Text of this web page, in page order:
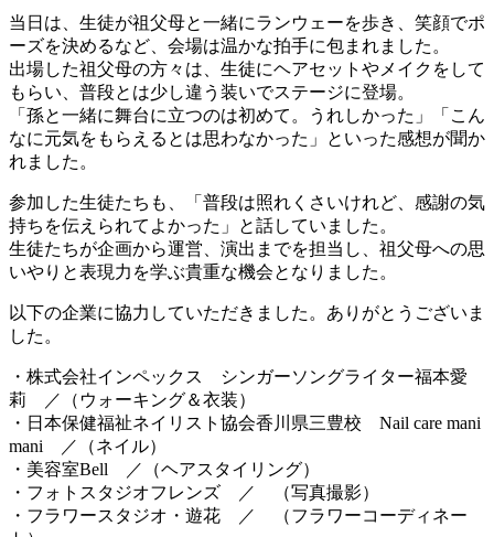
当日は、生徒が祖父母と一緒にランウェーを歩き、笑顔でポ
ーズを決めるなど、会場は温かな拍手に包まれました。
出場した祖父母の方々は、生徒にヘアセットやメイクをして
もらい、普段とは少し違う装いでステージに登場。
「孫と一緒に舞台に立つのは初めて。うれしかった」「こん
なに元気をもらえるとは思わなかった」といった感想が聞か
れました。
参加した生徒たちも、「普段は照れくさいけれど、感謝の気
持ちを伝えられてよかった」と話していました。
生徒たちが企画から運営、演出までを担当し、祖父母への思
いやりと表現力を学ぶ貴重な機会となりました。
以下の企業に協力していただきました。ありがとうございま
した。
・株式会社インペックス シンガーソングライター福本愛
莉 ／（ウォーキング＆衣装）
・日本保健福祉ネイリスト協会香川県三豊校 Nail care mani
mani ／（ネイル）
・美容室Bell ／（ヘアスタイリング）
・フォトスタジオフレンズ ／ （写真撮影）
・フラワースタジオ・遊花 ／ （フラワーコーディネー